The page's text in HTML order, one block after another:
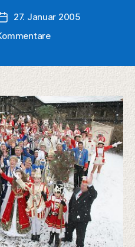
Veröffentlichungsdatum
27. Januar 2005
zu
Tollitätentreffen
auf
Schloss
Homburg